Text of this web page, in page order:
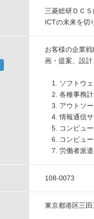
三菱総研ＤＣ
ICTの未来を切
お客様の企業
画・提案、設
1. ソフトウェ
2. 各種事務計
3. アウトソー
4. 情報通信サ
5. コンピュー
6. コンピュー
7. 労働者派遣
108-0073
東京都港区三